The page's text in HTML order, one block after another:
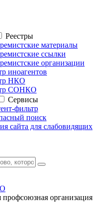
Реестры
материалы
ссылки
организации
иноагентов
НКО
СОНКО
Cервисы
фильтр
поиск
сайта для слабовидящих
организация